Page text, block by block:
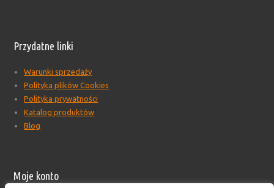
Przydatne linki
Warunki sprzedaży
Polityka plików Cookies
Polityka prywatności
Katalog produktów
Blog
Moje konto